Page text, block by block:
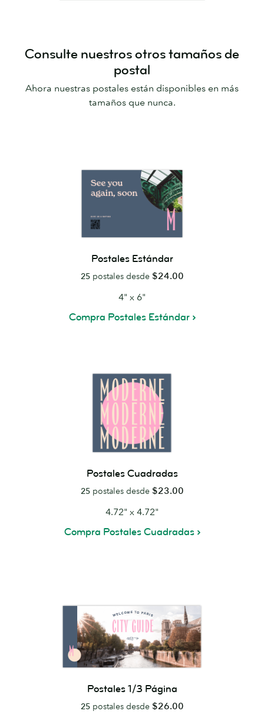
Consulte nuestros otros tamaños de
postal
Ahora nuestras postales están disponibles en más
tamaños que nunca.
Postales Estándar
25postales desde $24.00
4" x 6"
Compra Postales Estándar
Postales Cuadradas
25postales desde $23.00
4.72" x 4.72"
Compra Postales Cuadradas
Postales 1/3 Página
25postales desde $26.00